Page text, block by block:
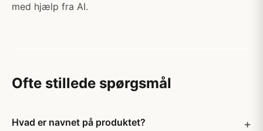
med hjælp fra AI.
Ofte stillede spørgsmål
Hvad er navnet på produktet?